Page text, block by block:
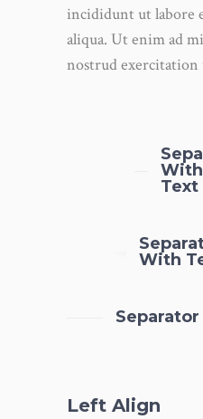
incididunt ut labore
aliqua. Ut enim ad
nostrud exercitation
With
Text
With
Left Align